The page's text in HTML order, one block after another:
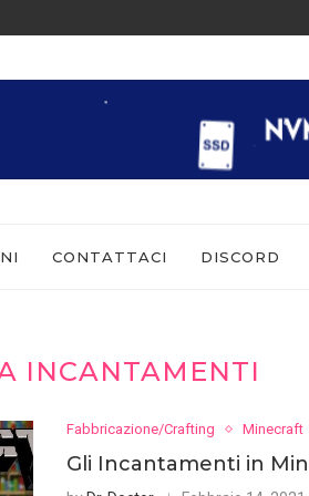
CONTATTACI DISCORD
INCANTAMENTI
Fabbricazione/Crafting Minecraft
Gli Incantamenti in